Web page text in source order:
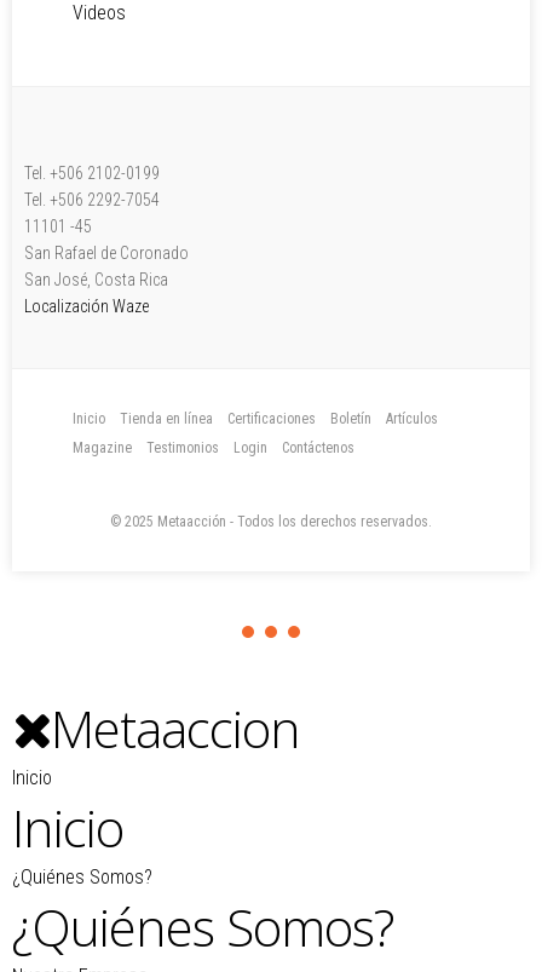
Videos
Tel. +506 2102-0199
Tel. +506 2292-7054
11101 -45
San Rafael de Coronado
San José, Costa Rica
Localización Waze
Inicio Tienda en línea Certificaciones Boletín
Artículos
Magazine
Testimonios Login Contáctenos
© 2025 Metaacción - Todos los derechos reservados.
Metaaccion
Inicio
Inicio
¿Quiénes Somos?
¿Quiénes Somos?